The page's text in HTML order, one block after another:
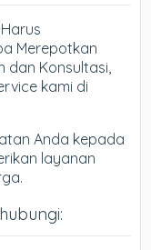
Merepotkan
dan Konsultasi,
kami di
Anda kepada
layanan